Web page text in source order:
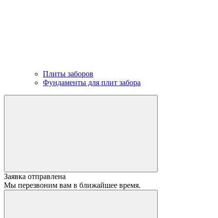
Плиты заборов
Фундаменты для плит забора
Заявка отправлена
Мы перезвоним вам в ближайшее время.